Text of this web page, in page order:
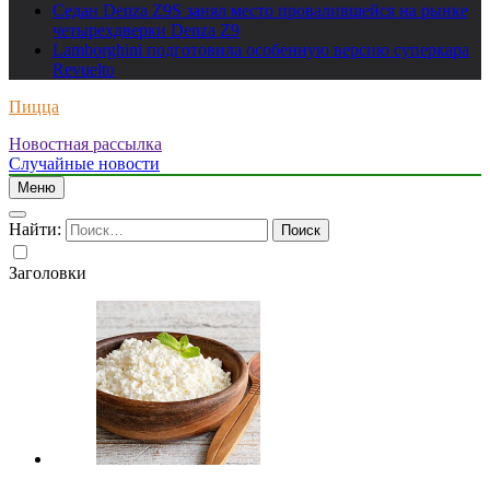
Седан Denza Z9S занял место провалившейся на рынке
четырехдверки Denza Z9
Lamborghini подготовила особенную версию суперкара
Revuelto
Пицца
Новостная рассылка
Случайные новости
Меню
Найти:
Заголовки